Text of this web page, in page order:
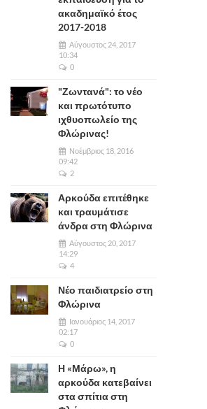
ακαδημαϊκό έτος
2017-2018
Αύγουστος 24, 2017
10:34
0
"Ζωντανά": το νέο
και πρωτότυπο
ιχθυοπωλείο της
Φλώρινας!
Νοέμβριος 18, 2016
09:42
2
Αρκούδα επιτέθηκε
και τραυμάτισε
άνδρα στη Φλώρινα
Αύγουστος 20, 2017
14:29
4
Νέο παιδιατρείο στη
Φλώρινα
Ιανουάριος 14, 2017
02:17
0
Η «Μάρω», η
αρκούδα κατεβαίνει
στα σπίτια στη